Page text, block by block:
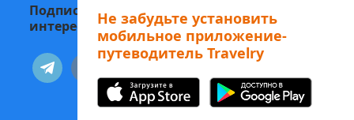
Подписывайтесь на Travelry — с нами
интересно и полезно!
telegramvkontakte
Не забудьте установить
мобильное приложение-
путеводитель Travelry